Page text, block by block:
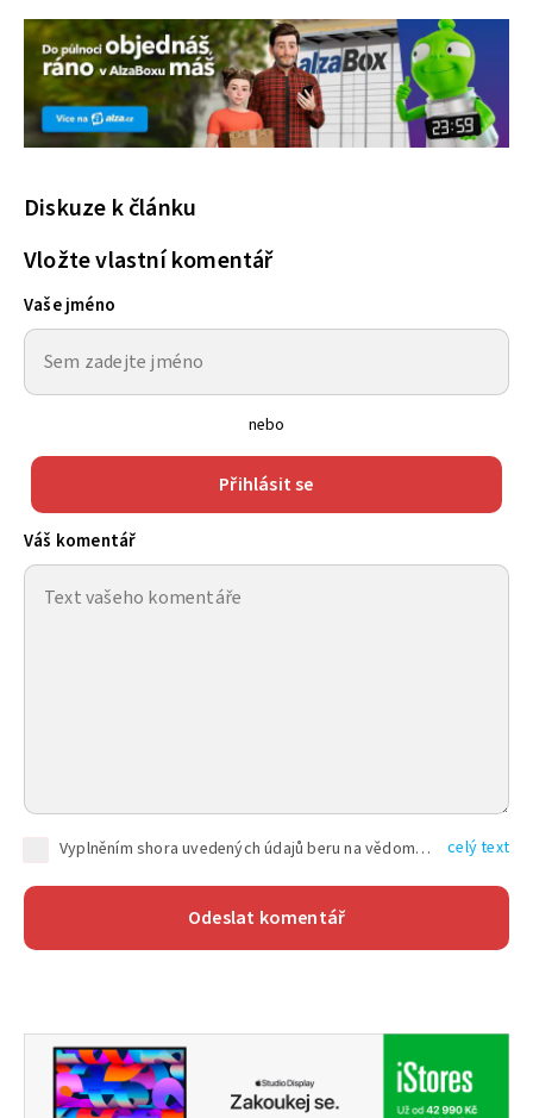
Diskuze k článku
Vložte vlastní komentář
Vaše jméno
nebo
Přihlásit se
Váš komentář
Vyplněním shora uvedených údajů beru na vědomí, že společnost TEXT FACTORY s.r.o., sídlem Brno, Durďákova 336/29, Černá Pole, PSČ: 613 00, IČ: 06157831, zapsané u Krajského soudu v Brně, oddíl C, vložka 100399, bude zpracovávat mé osobní údaje uvedené v rámci mnou vyplněného registračního formuláře na základě oprávněných zájmů TEXT FACTORY s.r.o. dle čl. 6 odst. 1 písm. f) GDPR a pro splnění právních povinností (čl. 6 odst. 1 písm. c) GDPR), a to pro tyto účely: nezbytnost zajistit oprávnění návštěvníka webových stránek provozovaných společností TEXT FACTORY s.r.o. přispívat aktivně ke zveřejněným článkům nebo v rámci diskusních fór a výkon práv TEXT FACTORY s.r.o. jako administrátora těchto diskusních fór. Více informací o zpracování osobních údajů a právech lze nalézt v celý text